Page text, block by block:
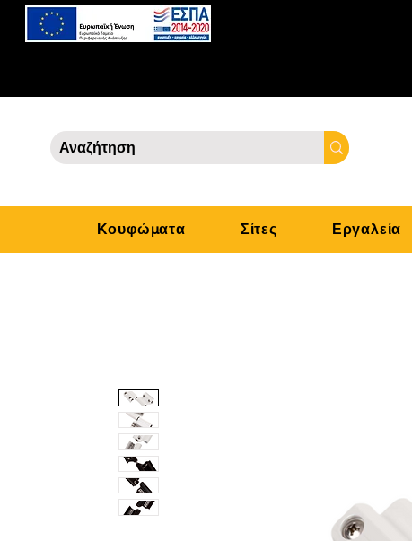
Κουφώματα Σίτες Εργαλεία